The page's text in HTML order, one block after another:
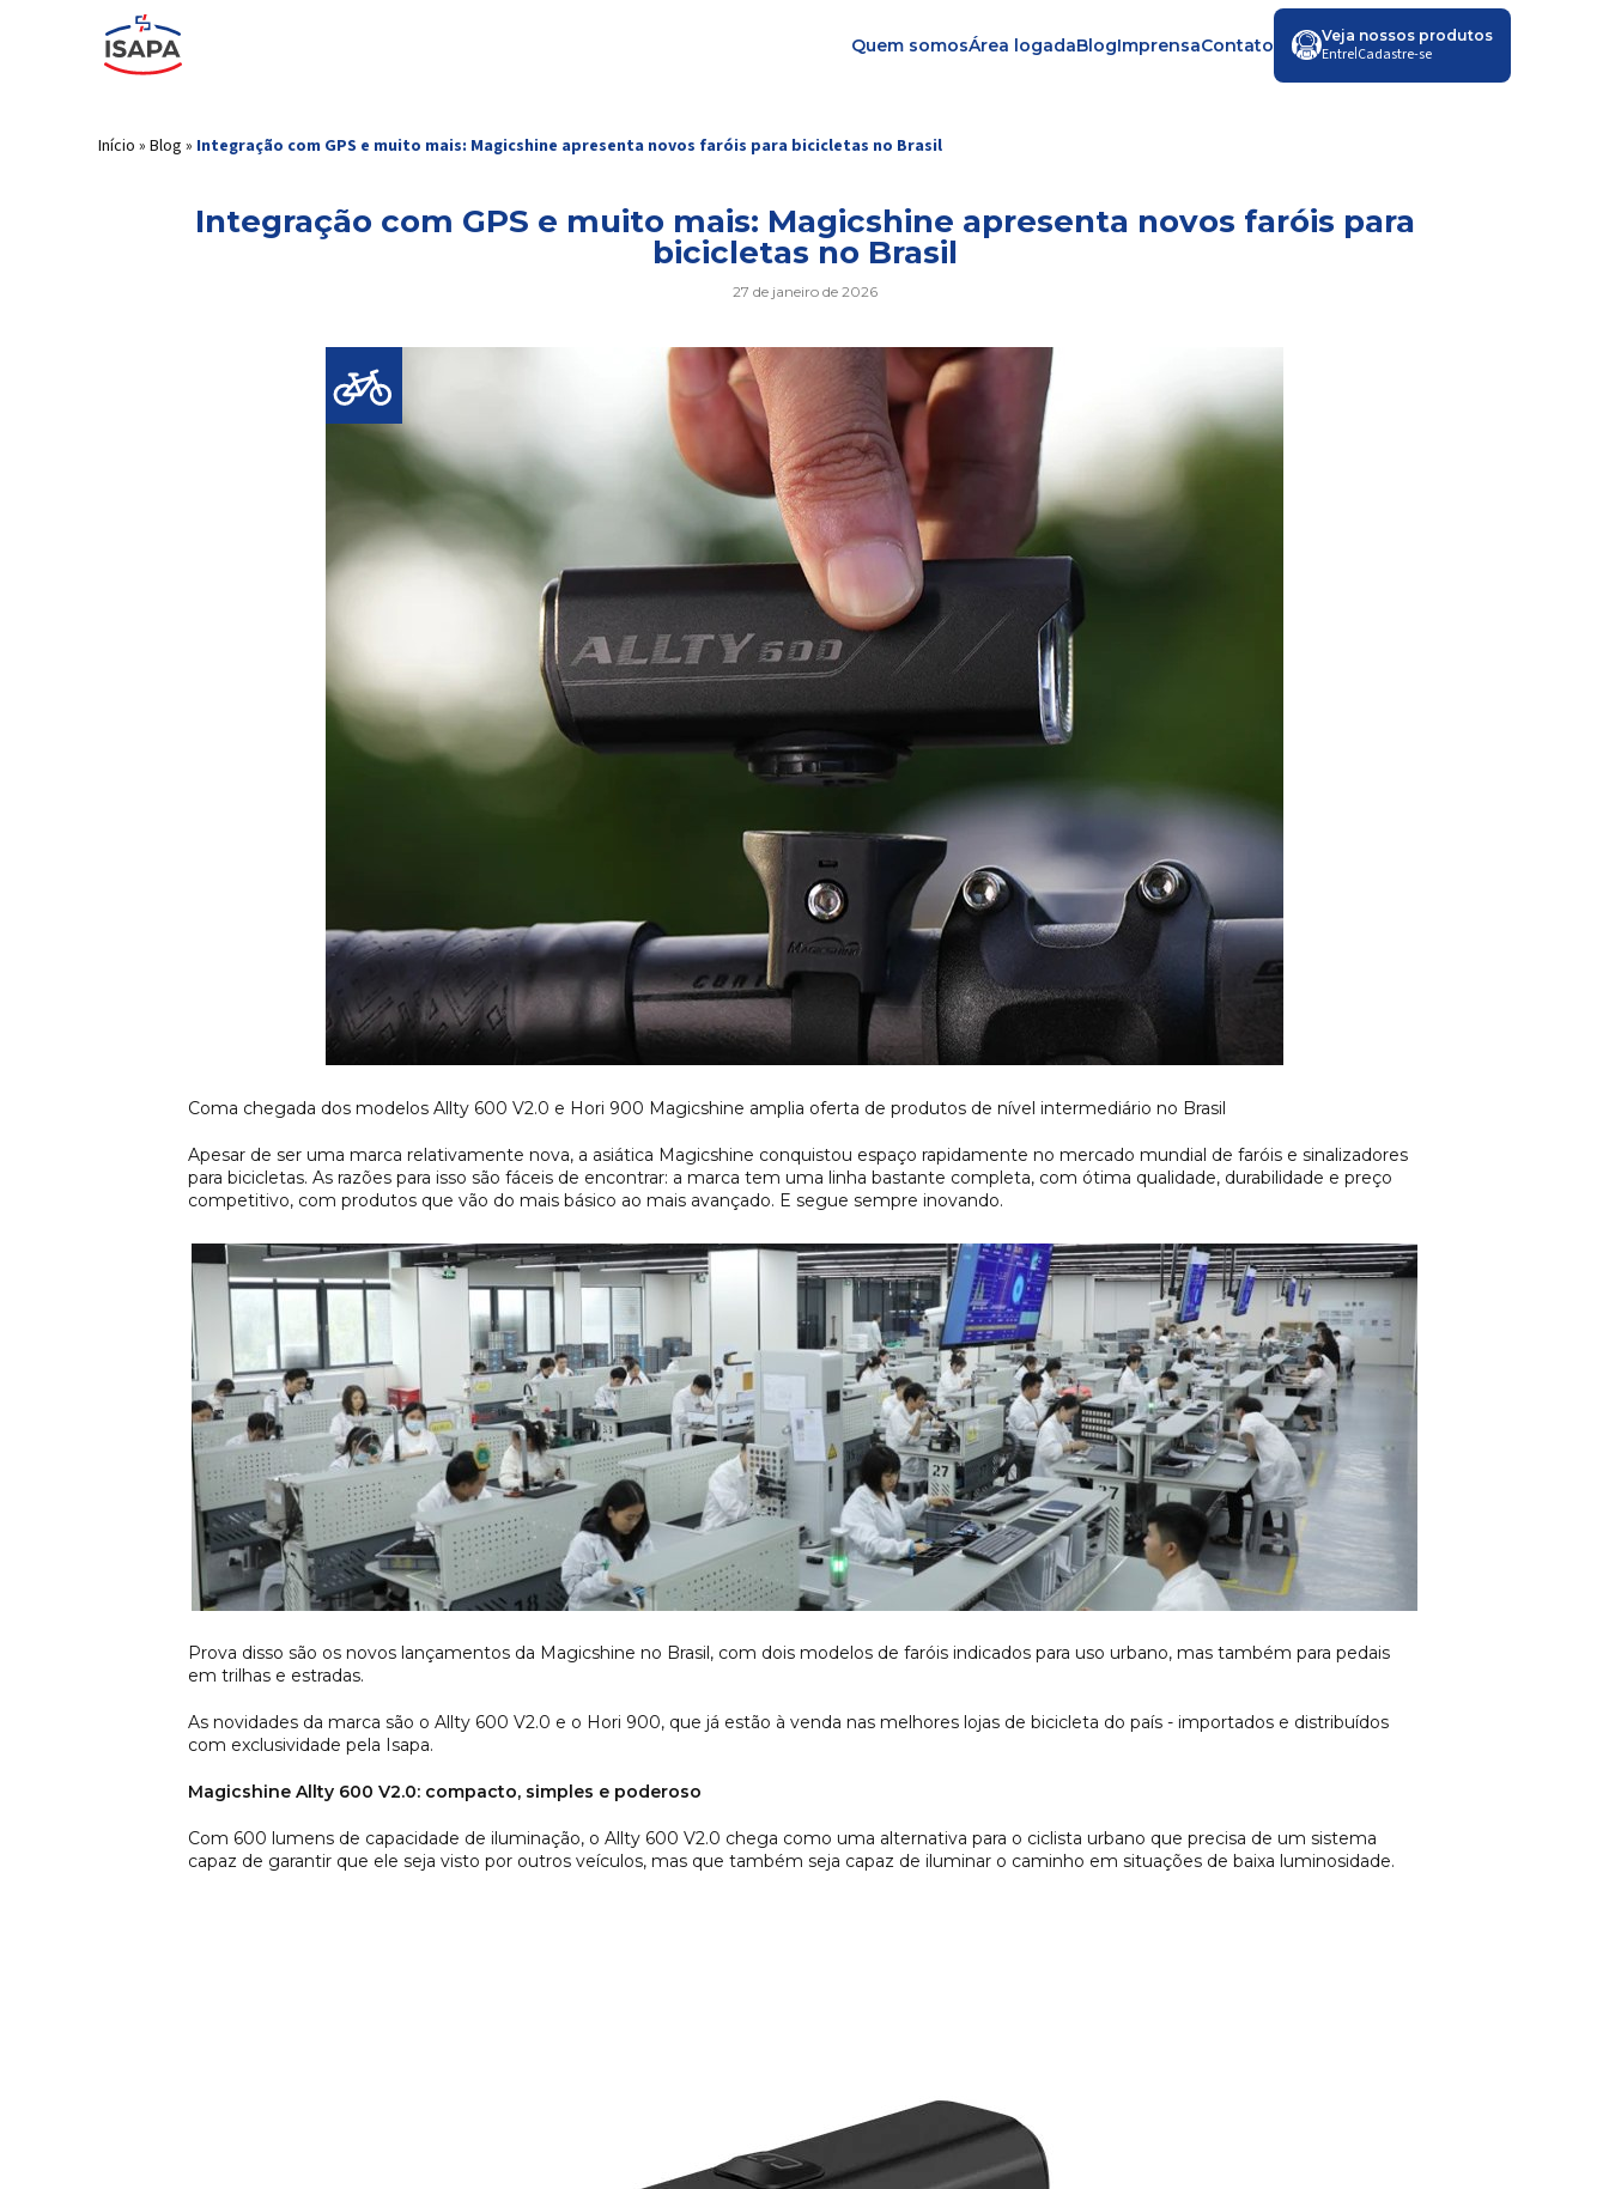
Quem somosÁrea logadaBlogImprensaContato Veja nossos produtos
Entre|Cadastre-se
Início » Blog » Integração com GPS e muito mais: Magicshine apresenta novos faróis para bicicletas no Brasil
Integração com GPS e muito mais: Magicshine apresenta novos faróis para
bicicletas no Brasil
27 de janeiro de 2026
Coma chegada dos modelos Allty 600 V2.0 e Hori 900 Magicshine amplia oferta de produtos de nível intermediário no Brasil
Apesar de ser uma marca relativamente nova, a asiática Magicshine conquistou espaço rapidamente no mercado mundial de faróis e sinalizadores
para bicicletas. As razões para isso são fáceis de encontrar: a marca tem uma linha bastante completa, com ótima qualidade, durabilidade e preço
competitivo, com produtos que vão do mais básico ao mais avançado. E segue sempre inovando.
Prova disso são os novos lançamentos da Magicshine no Brasil, com dois modelos de faróis indicados para uso urbano, mas também para pedais
em trilhas e estradas.
As novidades da marca são o Allty 600 V2.0 e o Hori 900, que já estão à venda nas melhores lojas de bicicleta do país - importados e distribuídos
com exclusividade pela Isapa.
Magicshine Allty 600 V2.0: compacto, simples e poderoso
Com 600 lumens de capacidade de iluminação, o Allty 600 V2.0 chega como uma alternativa para o ciclista urbano que precisa de um sistema
capaz de garantir que ele seja visto por outros veículos, mas que também seja capaz de iluminar o caminho em situações de baixa luminosidade.